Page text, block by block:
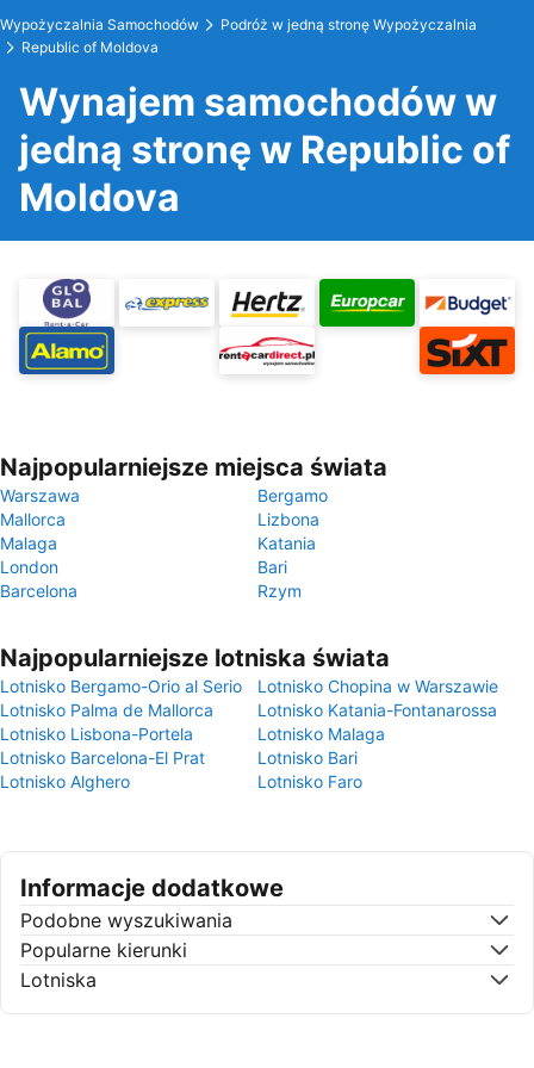
Wypożyczalnia Samochodów
Podróż w jedną stronę Wypożyczalnia
Republic of Moldova
Wynajem samochodów w
jedną stronę w Republic of
Moldova
Najpopularniejsze miejsca świata
Warszawa
Bergamo
Mallorca
Lizbona
Malaga
Katania
London
Bari
Barcelona
Rzym
Najpopularniejsze lotniska świata
Lotnisko Bergamo-Orio al Serio
Lotnisko Chopina w Warszawie
Lotnisko Palma de Mallorca
Lotnisko Katania-Fontanarossa
Lotnisko Lisbona-Portela
Lotnisko Malaga
Lotnisko Barcelona-El Prat
Lotnisko Bari
Lotnisko Alghero
Lotnisko Faro
Informacje dodatkowe
Podobne wyszukiwania
Popularne kierunki
Lotniska